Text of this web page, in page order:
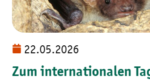
Zum internationalen
22.05.2026